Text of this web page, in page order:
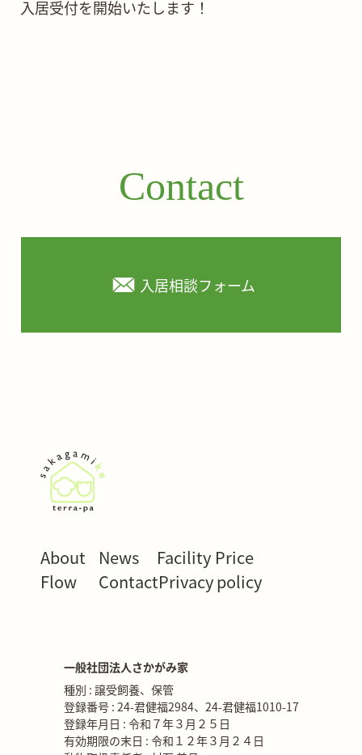
入居受付を開始いたします！
Contact
入居相談フォーム
About News Facility Price
Flow
ContactPrivacy policy
一般社団法人さかがみ家
種別 : 譲受飼養、保管
登録番号 : 24-君健福2984、24-君健福1010-17
登録年月日 : 令和７年３月２５日
有効期限の末日 : 令和１２年３月２４日